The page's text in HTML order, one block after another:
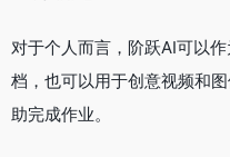
对于个人而言，阶跃AI可以
档，也可以用于创意视频和
助完成作业。